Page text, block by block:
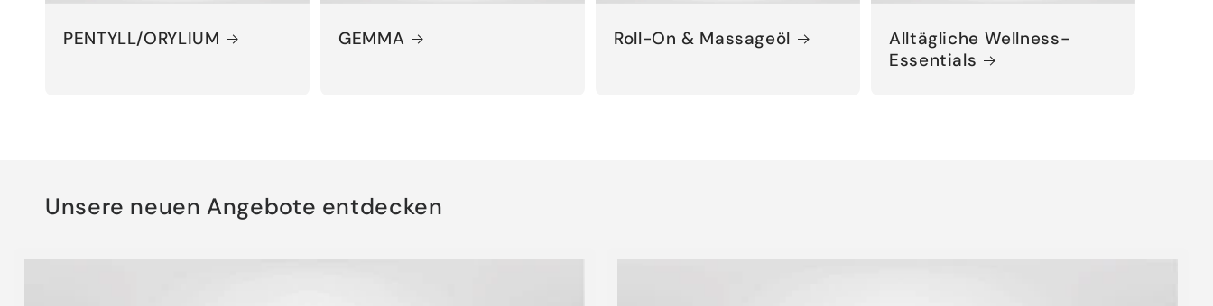
PENTYLL/ORYLIUM GEMMA Roll-On & Massageöl
Alltägliche Wellness-
Essentials
Unsere neuen Angebote entdecken